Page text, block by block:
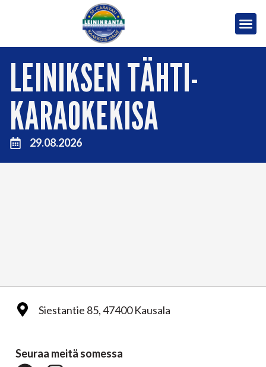
LEINIKSEN TÄHTI-
KARAOKEKISA
29.08.2026
Siestantie 85, 47400 Kausala
Seuraa meitä somessa